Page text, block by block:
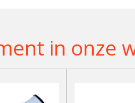
in onze